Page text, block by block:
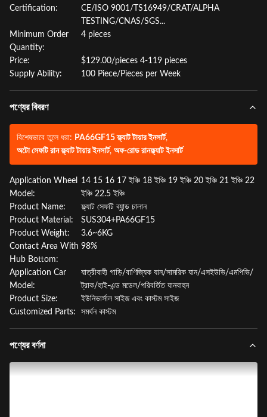
Certification:
CE/ISO 9001/TS16949/CRAT/ALPHA
TESTING/CNAS/SGS...
Minimum Order
Quantity:
4 pieces
Price:
$129.00/pieces 4-119 pieces
Supply Ability:
100 Piece/Pieces per Week
পণ্যের বিবরণ
বিশেষভাবে তুলে ধরা: PA66GF15 ফ্ল্যাট টায়ার ইনসার্ট,
অটো সেফটি রান ফ্ল্যাট টায়ার ইনসার্ট, অফ-রোড রানফ্ল্যাট ইনসার্ট
Application Wheel
Model:
14 15 16 17 ইঞ্চি 18 ইঞ্চি 19 ইঞ্চি 20 ইঞ্চি 21 ইঞ্চি 22
ইঞ্চি 22.5 ইঞ্চি
Product Name:
ফ্ল্যাট সেফটি ব্যান্ড চালান
Product Material:
SUS304+PA66GF15
Product Weight:
3.6~6KG
Contact Area With
Hub Bottom:
98%
Application Car
Model:
যাত্রীবাহী গাড়ি/বাণিজ্যিক যান/সামরিক যান/এসইউভি/এমপিভি/
ট্রাক/হাই-এন্ড মডেল/পরিবর্তিত যানবাহন
Product Size:
ইউনিভার্সাল সাইজ এবং কাস্টম সাইজ
Customized Parts:
সমর্থন কাস্টম
পণ্যের বর্ণনা